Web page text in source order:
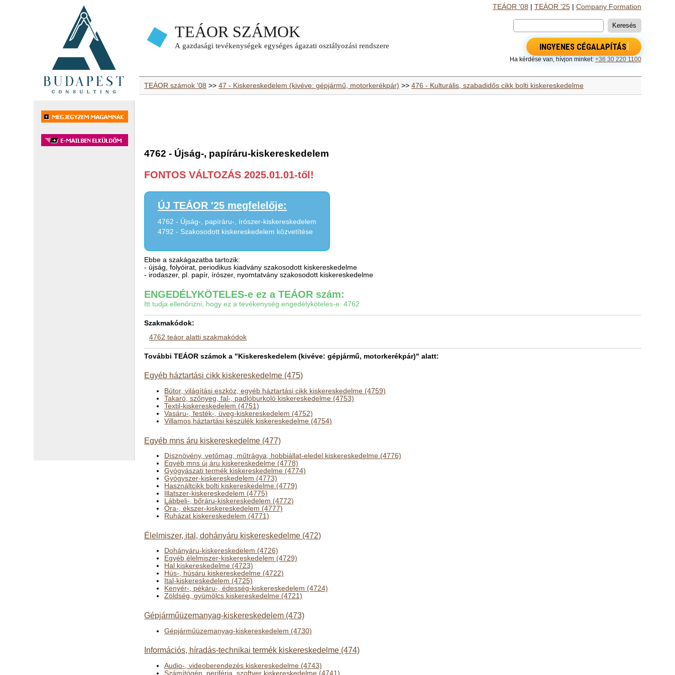
TEÁOR '08 TEÁOR '25| Company Formation
INGYENES CÉGALAPÍTÁS
Ha kérdése van, hívjon minket: +36 30 220 1100
TEÁOR számok '08 >>47 - Kiskereskedelem (kivéve: gépjármű, motorkerékpár) >>476 - Kulturális, szabadidős cikk bolti kiskereskedelme
4762 - Újság-, papíráru-kiskereskedelem
FONTOS VÁLTOZÁS 2025.01.01-től!
ÚJ TEÁOR '25 megfelelője:
4762 - Újság-, papíráru-, írószer-kiskereskedelem
4792 - Szakosodott kiskereskedelem közvetítése
Ebbe a szakágazatba tartozik:
- újság, folyóirat, periodikus kiadvány szakosodott kiskereskedelme
- irodaszer, pl. papír, írószer, nyomtatvány szakosodott kiskereskedelme
ENGEDÉLYKÖTELES-e ez a TEÁOR szám:
Itt tudja ellenőrizni, hogy ez a tevékenység engedélyköteles-e: 4762
Szakmakódok:
4762 teáor alatti szakmakódok
További TEÁOR számok a "Kiskereskedelem (kivéve: gépjármű, motorkerékpár)" alatt:
Egyéb háztartási cikk kiskereskedelme (475)
Bútor, világítási eszköz, egyéb háztartási cikk kiskereskedelme (4759)
Takaró, szőnyeg, fal-, padlóburkoló kiskereskedelme (4753)
Textil-kiskereskedelem (4751)
Vasáru-, festék-, üveg-kiskereskedelem (4752)
Villamos háztartási készülék kiskereskedelme (4754)
Egyéb mns áru kiskereskedelme (477)
Dísznövény, vetőmag, műtrágya, hobbiállat-eledel kiskereskedelme (4776)
Egyéb mns új áru kiskereskedelme (4778)
Gyógyászati termék kiskereskedelme (4774)
Gyógyszer-kiskereskedelem (4773)
Használtcikk bolti kiskereskedelme (4779)
Illatszer-kiskereskedelem (4775)
Lábbeli-, bőráru-kiskereskedelem (4772)
Óra-, ékszer-kiskereskedelem (4777)
Ruházat kiskereskedelem (4771)
Élelmiszer, ital, dohányáru kiskereskedelme (472)
Dohányáru-kiskereskedelem (4726)
Egyéb élelmiszer-kiskereskedelem (4729)
Hal kiskereskedelme (4723)
Hús-, húsáru kiskereskedelme (4722)
Ital-kiskereskedelem (4725)
Kenyér-, pékáru-, édesség-kiskereskedelem (4724)
Zöldség, gyümölcs kiskereskedelme (4721)
Gépjárműüzemanyag-kiskereskedelem (473)
Gépjárműüzemanyag-kiskereskedelem (4730)
Információs, híradás-technikai termék kiskereskedelme (474)
Audio-, videoberendezés kiskereskedelme (4743)
Számítógép, periféria, szoftver kiskereskedelme (4741)